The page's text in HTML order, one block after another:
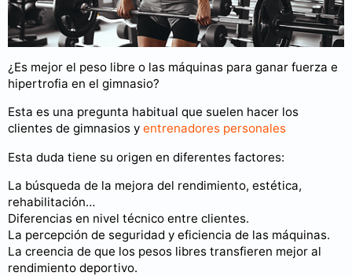
¿Es mejor el peso libre o las máquinas para ganar fuerza e
hipertrofia en el gimnasio?
Esta es una pregunta habitual que suelen hacer los
clientes de gimnasios y entrenadores personales
Esta duda tiene su origen en diferentes factores:
La búsqueda de la mejora del rendimiento, estética,
rehabilitación…
Diferencias en nivel técnico entre clientes.
La percepción de seguridad y eficiencia de las máquinas.
La creencia de que los pesos libres transfieren mejor al
rendimiento deportivo.